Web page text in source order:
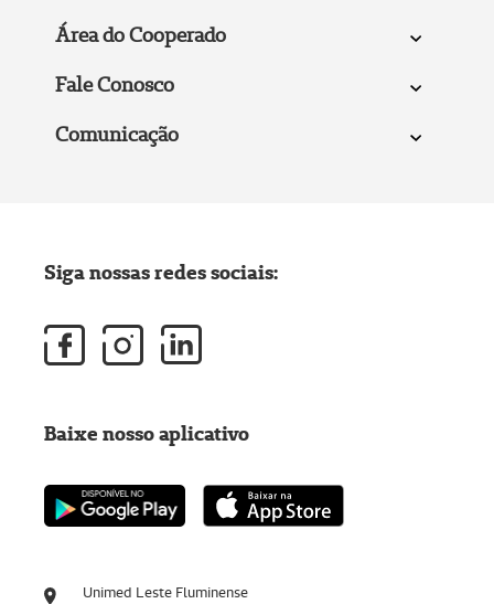
Área do Cooperado
Fale Conosco
Comunicação
Unimed Leste Fluminense
Siga nossas redes sociais:
Baixe nosso aplicativo